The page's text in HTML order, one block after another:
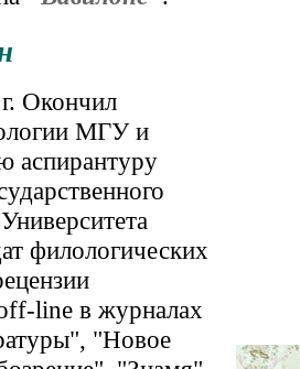
Окончил
МГУ и
аспирантуру
филологических
line в журналах
"Новое